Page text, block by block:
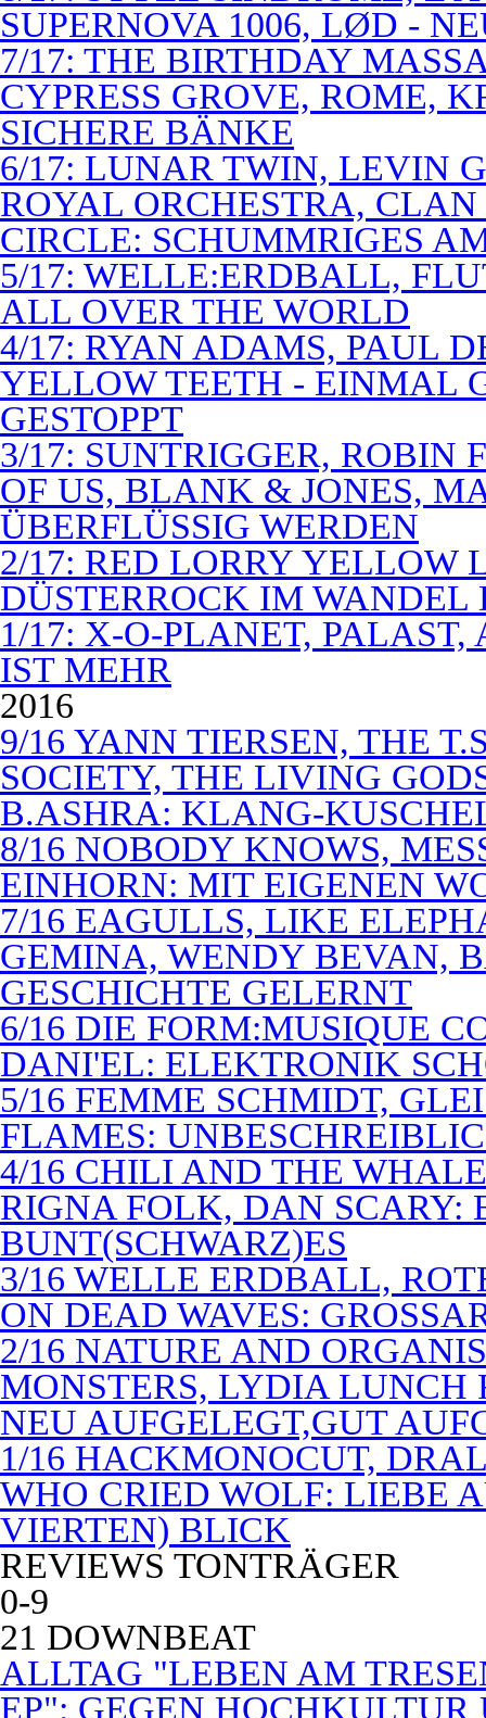
SUPERNOVA 1006, LØD -
7/17: THE BIRTHDAY
CYPRESS GROVE, ROME,
SICHERE BÄNKE
6/17: LUNAR TWIN, LEVIN
ROYAL ORCHESTRA,
CIRCLE: SCHUMMRIGES
5/17: WELLE:ERDBALL,
ALL OVER THE WORLD
4/17: RYAN ADAMS, PAUL
YELLOW TEETH - EINMAL
GESTOPPT
3/17: SUNTRIGGER, ROBIN
OF US, BLANK & JONES,
ÜBERFLÜSSIG WERDEN
2/17: RED LORRY YELLOW
DÜSTERROCK IM WANDEL
1/17: X-O-PLANET,
IST MEHR
2016
9/16 YANN TIERSEN, THE
SOCIETY, THE LIVING
B.ASHRA: KLANG-
8/16 NOBODY KNOWS,
EINHORN: MIT EIGENEN
7/16 EAGULLS, LIKE
GEMINA, WENDY BEVAN,
GESCHICHTE GELERNT
6/16 DIE FORM:MUSIQUE
DANI'EL: ELEKTRONIK
5/16 FEMME SCHMIDT,
FLAMES:
4/16 CHILI AND THE
RIGNA FOLK, DAN SCARY:
BUNT(SCHWARZ)ES
3/16 WELLE ERDBALL,
ON DEAD WAVES:
2/16 NATURE AND
MONSTERS, LYDIA LUNCH
NEU AUFGELEGT,GUT
1/16 HACKMONOCUT,
WHO CRIED WOLF: LIEBE
VIERTEN) BLICK
REVIEWS TONTRÄGER
0-9
21 DOWNBEAT
ALLTAG "LEBEN AM
EP": GEGEN